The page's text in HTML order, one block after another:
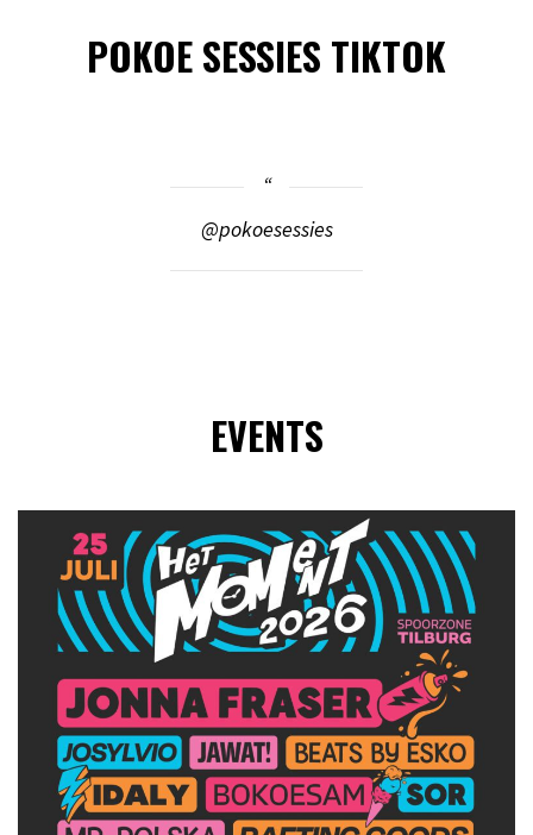
POKOE SESSIES TIKTOK
@pokoesessies
EVENTS